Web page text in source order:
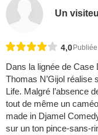
Un
4,0
Dans la lignée de Case
Thomas N’Gijol réalise
Life. Malgré l’absence
tout de même un
made in Djamel
sur un ton pince-sans-